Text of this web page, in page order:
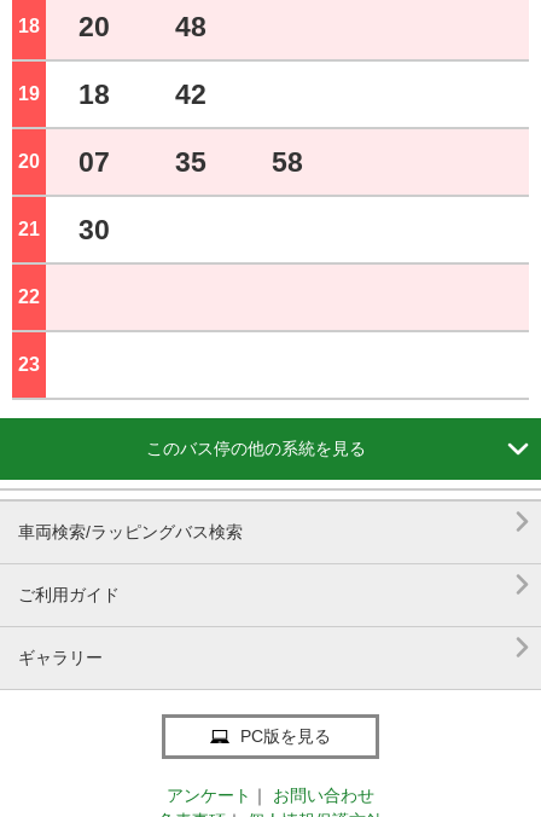
18 20 48
19 18 42
20 07 35 58
21 30
22
23
このバス停の他の系統を見る 
車両検索/ラッピングバス検索 
ご利用ガイド 
ギャラリー 
PC版を見る
アンケート ｜
お問い合わせ